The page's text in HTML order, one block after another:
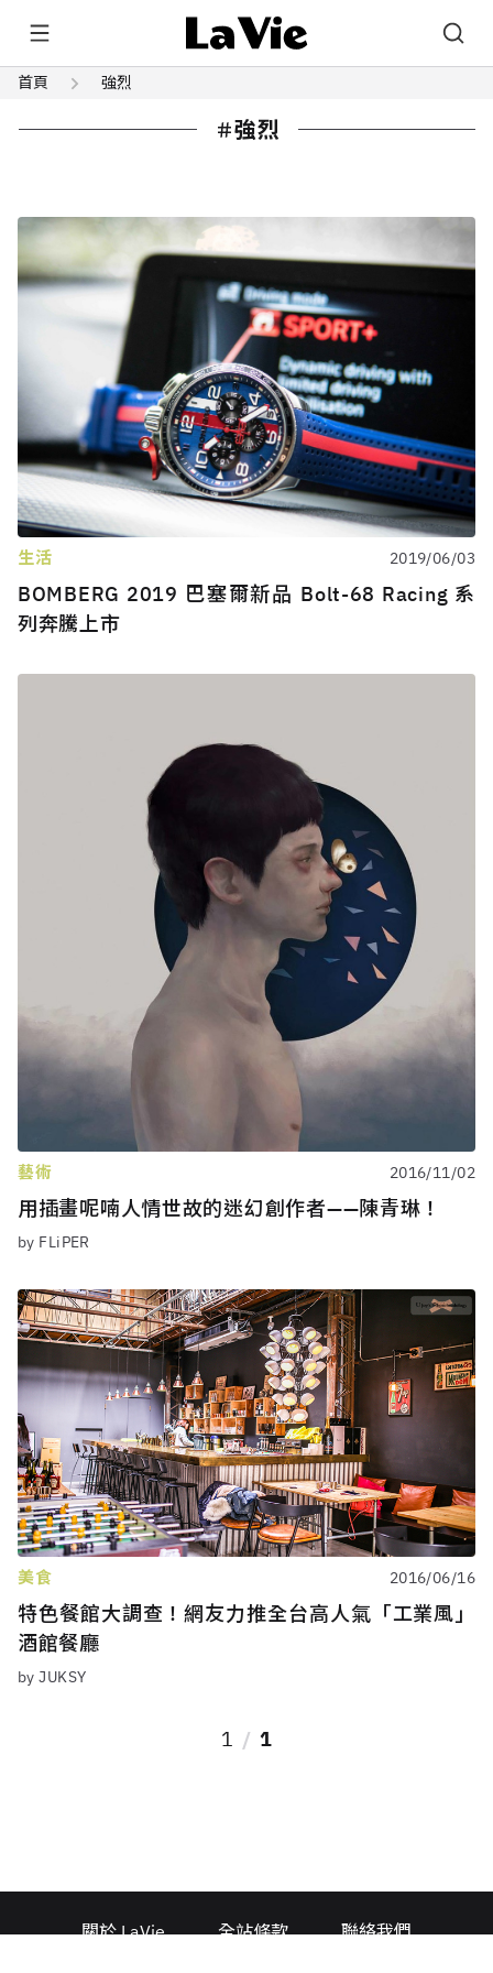
首頁 強烈
強烈
生活 2019/06/03
BOMBERG 2019 巴塞爾新品 Bolt-68 Racing 系
列奔騰上市
藝術 2016/11/02
用插畫呢喃人情世故的迷幻創作者——陳青琳！
by FLiPER
美食 2016/06/16
特色餐館大調查！網友力推全台高人氣「工業風」
酒館餐廳
by JUKSY
1 1
關於 LaVie 全站條款
聯絡我們